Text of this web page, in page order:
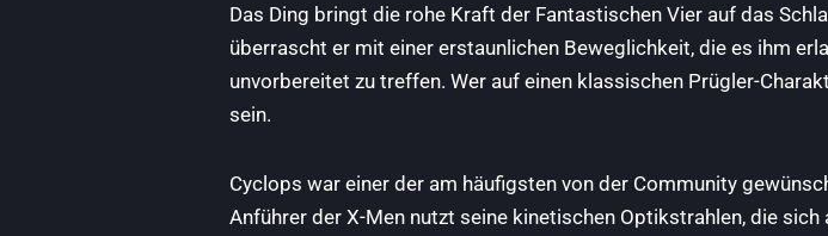
Das Ding bringt die rohe Kraft der Fantastischen Vier auf das
überrascht er mit einer erstaunlichen Beweglichkeit, die es ihm
unvorbereitet zu treffen. Wer auf einen klassischen Prügler-
sein.
Cyclops war einer der am häufigsten von der Community
Anführer der X-Men nutzt seine kinetischen Optikstrahlen, die